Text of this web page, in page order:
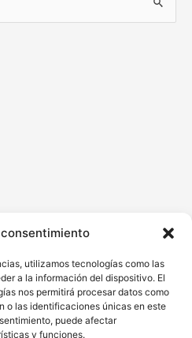
utilizamos tecnologías como las
a la información del dispositivo. El
nos permitirá procesar datos como
o las identificaciones únicas en este
puede afectar
y funciones.